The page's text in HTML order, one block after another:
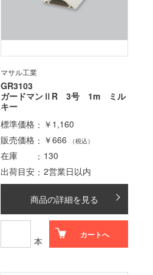
マサル工業
GR3103
ガードマンⅡR 3号 1m ミル
キー
標準価格
￥1,160
販売価格
￥666 （税込）
在庫
130
出荷目安
2営業日以内
商品の詳細を見る
本
カートへ